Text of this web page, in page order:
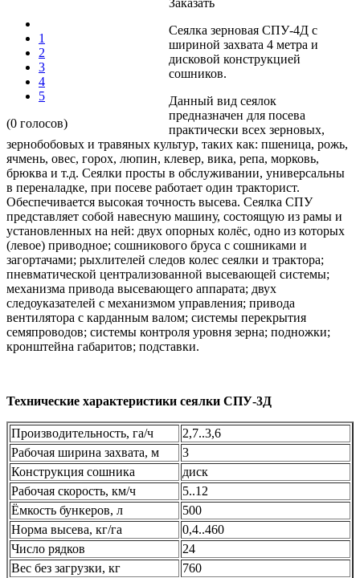
1
2
3
4
5
(0 голосов)
Заказать
Сеялка зерновая СПУ-4Д с
шириной захвата 4 метра и
дисковой конструкцией
сошников.
Данный вид сеялок
предназначен для посева
практически всех зерновых,
зернобобовых и травяных культур, таких как: пшеница, рожь,
ячмень, овес, горох, люпин, клевер, вика, репа, морковь,
брюква и т.д. Сеялки просты в обслуживании, универсальны
в переналадке, при посеве работает один тракторист.
Обеспечивается высокая точность высева. Сеялка СПУ
представляет собой навесную машину, состоящую из рамы и
установленных на ней: двух опорных колёс, одно из которых
(левое) приводное; сошникового бруса с сошниками и
загортачами; рыхлителей следов колес сеялки и трактора;
пневматической централизованной высевающей системы;
механизма привода высевающего аппарата; двух
следоуказателей с механизмом управления; привода
вентилятора с карданным валом; системы перекрытия
семяпроводов; системы контроля уровня зерна; подножки;
кронштейна габаритов; подставки.
Технические характеристики сеялки СПУ-3Д
Производительность, га/ч
2,7..3,6
Рабочая ширина захвата, м
3
Конструкция сошника
диск
Рабочая скорость, км/ч
5..12
Ёмкость бункеров, л
500
Норма высева, кг/га
0,4..460
Число рядков
24
Вес без загрузки, кг
760